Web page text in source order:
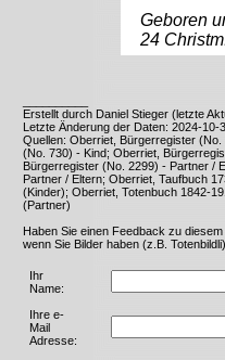
Geboren
24
Erstellt durch Daniel Stieger (letzte
Letzte Änderung der Daten: 2024-10-
Quellen: Oberriet, Bürgerregister
(No. 730) - Kind; Oberriet,
Bürgerregister (No. 2299) - Partner /
Partner / Eltern; Oberriet, Taufbuch
(Kinder); Oberriet, Totenbuch 1842-
(Partner)
Haben Sie einen Feedback zu
wenn Sie Bilder haben (z.B. Totenbildli).
Ihr
Name:
Ihre e-
Mail
Adresse: